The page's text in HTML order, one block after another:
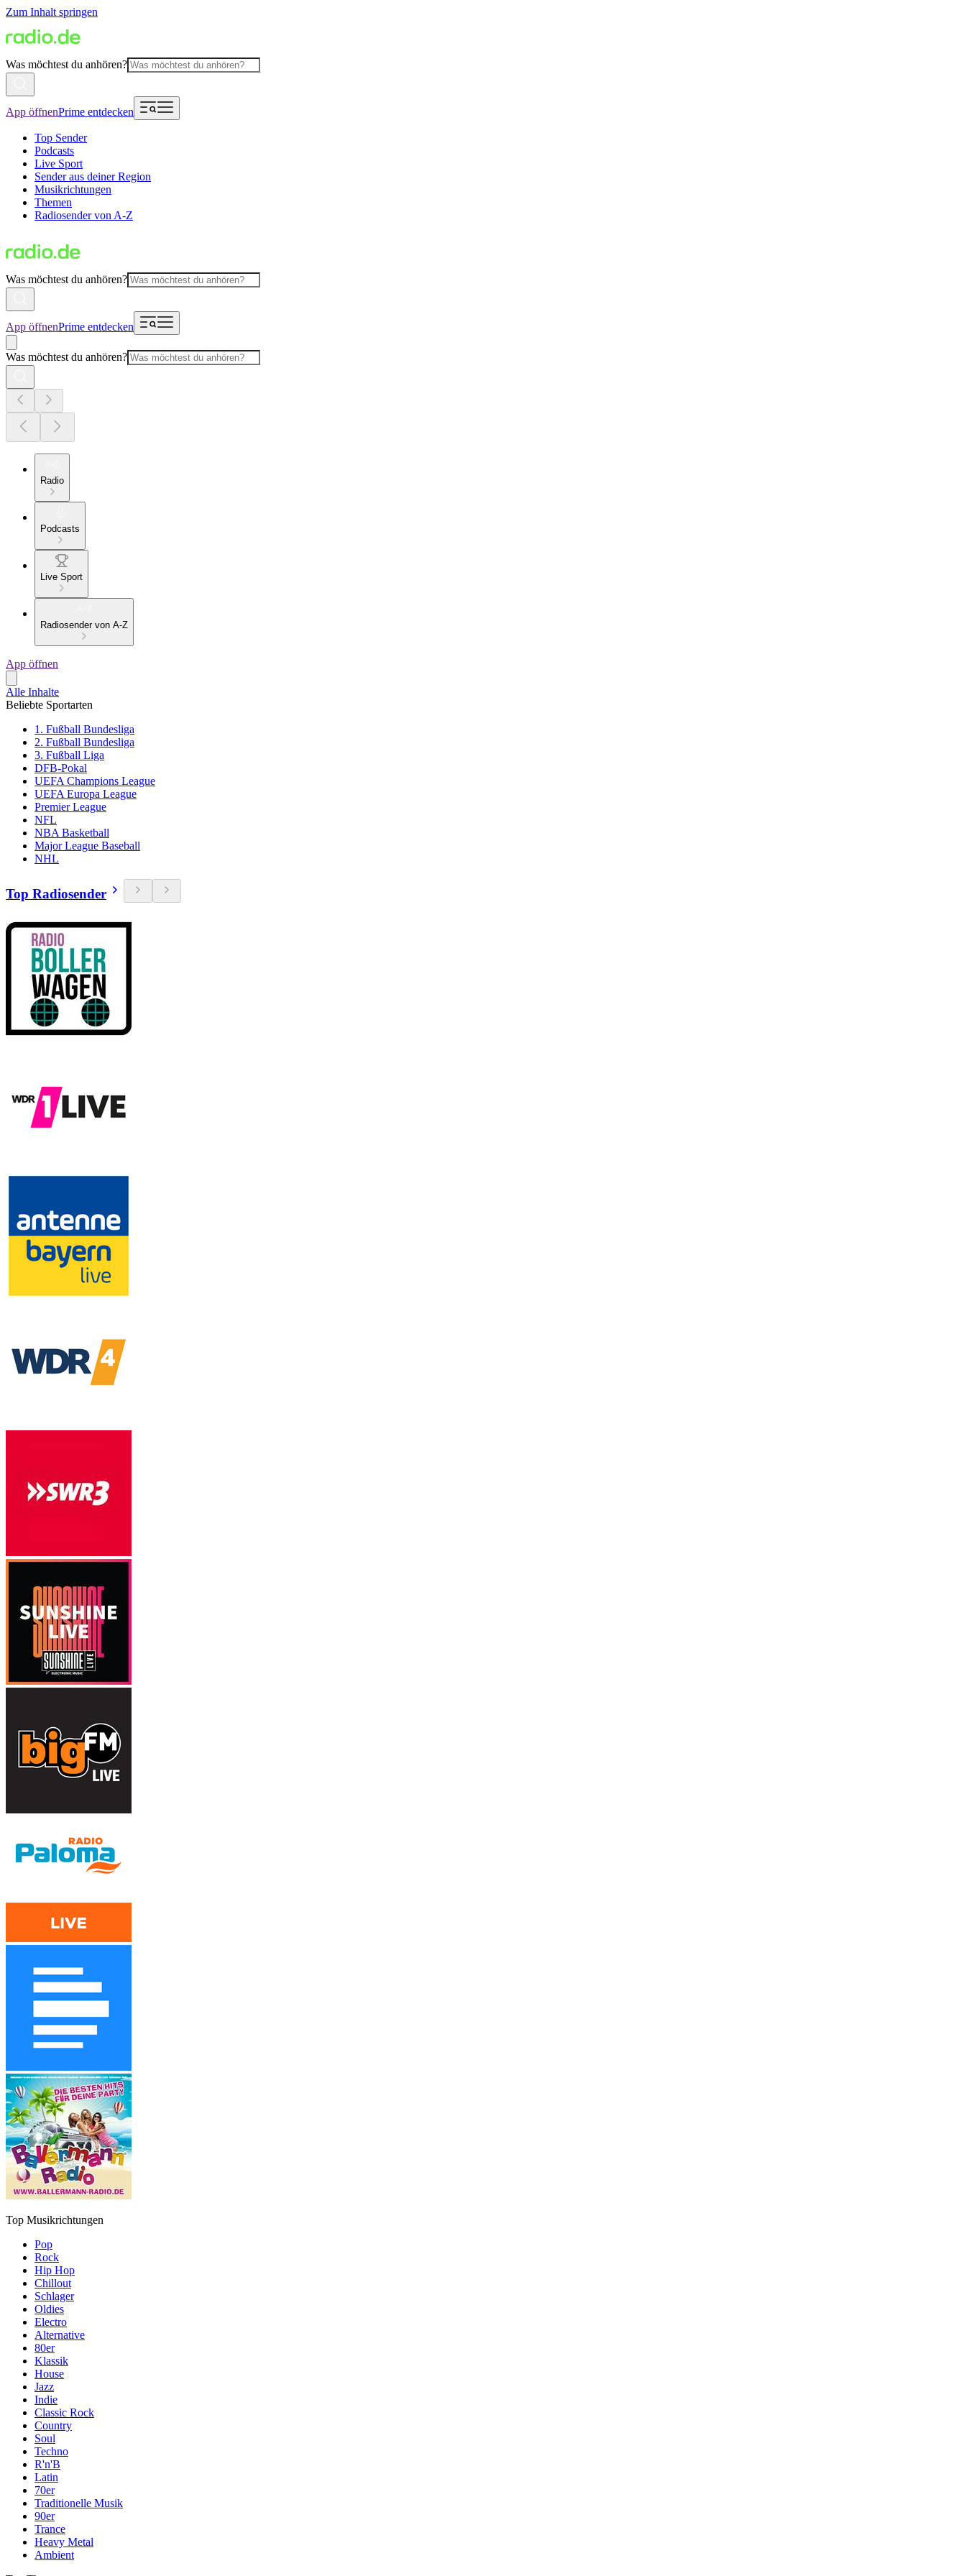
Zum Inhalt springen
Was möchtest du anhören?
App öffnenPrime entdecken
Top Sender
Podcasts
Live Sport
Sender aus deiner Region
Musikrichtungen
Themen
Radiosender von A-Z
Was möchtest du anhören?
App öffnenPrime entdecken
Was möchtest du anhören?
Radio
Podcasts
Live Sport
Radiosender von A-Z
App öffnen
Alle Inhalte
Beliebte Sportarten
1. Fußball Bundesliga
2. Fußball Bundesliga
3. Fußball Liga
DFB-Pokal
UEFA Champions League
UEFA Europa League
Premier League
NFL
NBA Basketball
Major League Baseball
NHL
Top Radiosender
Top Musikrichtungen
Pop
Rock
Hip Hop
Chillout
Schlager
Oldies
Electro
Alternative
80er
Klassik
House
Jazz
Indie
Classic Rock
Country
Soul
Techno
R'n'B
Latin
70er
Traditionelle Musik
90er
Trance
Heavy Metal
Ambient